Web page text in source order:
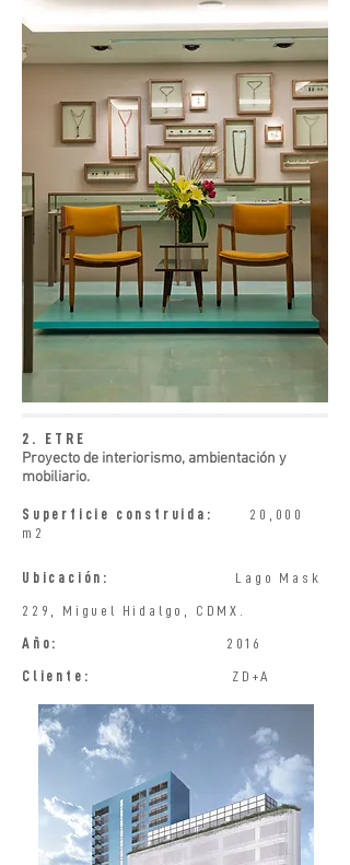
2. ETRE
Proyecto de interiorismo, ambientación y
mobiliario.
Superficie construida: 20,000
m2
Ubicación: Lago Mask
229, Miguel Hidalgo, CDMX.
Año: 2016
Cliente: ZD+A